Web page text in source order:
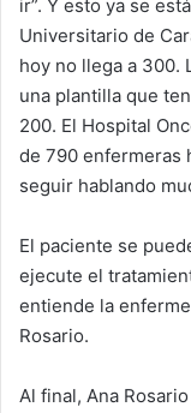
ir”. Y esto ya se
Universitario de
hoy no llega a 300.
una plantilla que
200. El Hospital
de 790 enfermeras
seguir hablando
El paciente se
ejecute el
entiende la
Rosario.
Al final, Ana